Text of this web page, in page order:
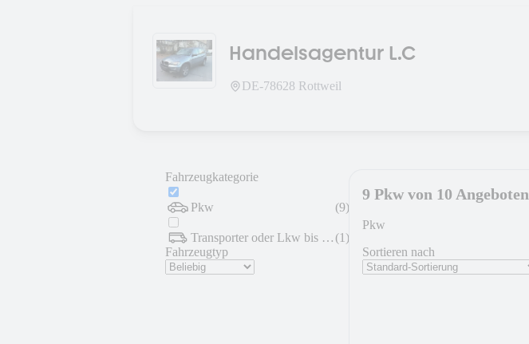
Handelsagentur L.C
DE-78628 Rottweil
Fahrzeugkategorie
Pkw (9)
Transporter oder Lkw bis 7,5 t (1)
Fahrzeugtyp
9 Pkw von 10 Angeboten
Pkw
Sortieren nach